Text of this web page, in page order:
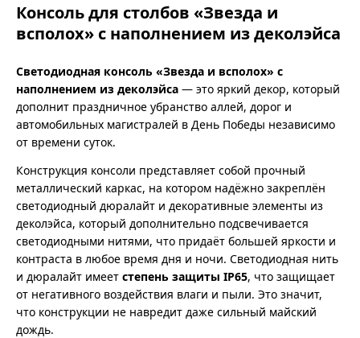
Консоль для столбов «Звезда и
всполох» с наполнением из деколэйса
Светодиодная консоль «Звезда и всполох» с
наполнением из деколэйса — это яркий декор, который
дополнит праздничное убранство аллей, дорог и
автомобильных магистралей в День Победы независимо
от времени суток.
Конструкция консоли представляет собой прочный
металлический каркас, на котором надёжно закреплён
светодиодный дюралайт и декоративные элементы из
деколэйса, который дополнительно подсвечивается
светодиодными нитями, что придаёт большей яркости и
контраста в любое время дня и ночи. Светодиодная нить
и дюралайт имеет степень защиты IP65, что защищает
от негативного воздействия влаги и пыли. Это значит,
что конструкции не навредит даже сильный майский
дождь.